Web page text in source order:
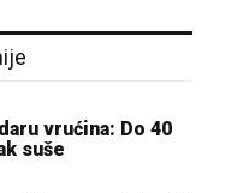
vrućina: Do 40
suše